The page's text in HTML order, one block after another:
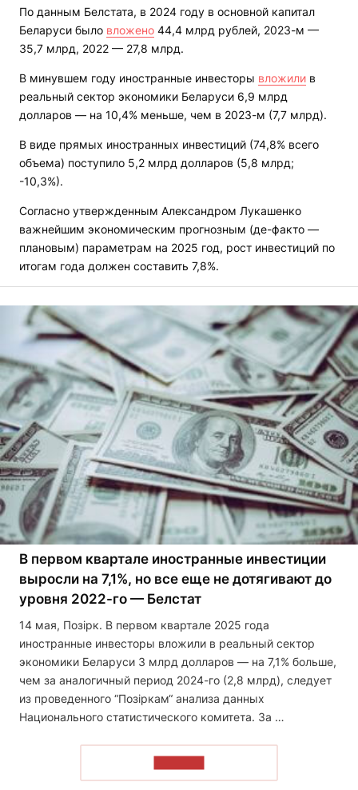
По данным Белстата, в 2024 году в основной капитал
Беларуси было вложено 44,4 млрд рублей, 2023-м —
35,7 млрд, 2022 — 27,8 млрд.
В минувшем году иностранные инвесторы вложили в
реальный сектор экономики Беларуси 6,9 млрд
долларов — на 10,4% меньше, чем в 2023-м (7,7 млрд).
В виде прямых иностранных инвестиций (74,8% всего
объема) поступило 5,2 млрд долларов (5,8 млрд;
-10,3%).
Согласно утвержденным Александром Лукашенко
важнейшим экономическим прогнозным (де-факто —
плановым) параметрам на 2025 год, рост инвестиций по
итогам года должен составить 7,8%.
В первом квартале иностранные инвестиции
выросли на 7,1%, но все еще не дотягивают до
уровня 2022-го — Белстат
14 мая, Позірк. В первом квартале 2025 года
иностранные инвесторы вложили в реальный сектор
экономики Беларуси 3 млрд долларов — на 7,1% больше,
чем за аналогичный период 2024-го (2,8 млрд), следует
из проведенного “Позіркам“ анализа данных
Национального статистического комитета. За …